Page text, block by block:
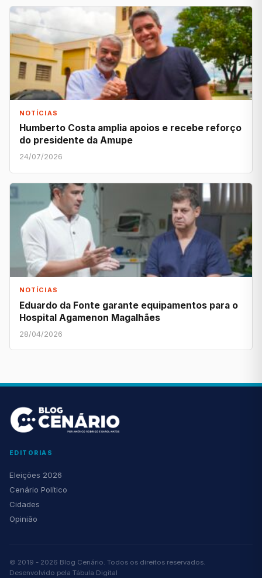
NOTÍCIAS
Humberto Costa amplia apoios e recebe reforço
do presidente da Amupe
24/07/2026
NOTÍCIAS
Eduardo da Fonte garante equipamentos para o
Hospital Agamenon Magalhães
28/04/2026
EDITORIAS
Eleições 2026
Cenário Político
Cidades
Opinião
© 2019 - 2026 Blog Cenário. Todos os direitos reservados.
Desenvolvido pela Tábula Digital